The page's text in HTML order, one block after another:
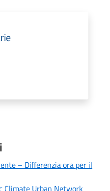
– Differenzia ora per il
Climate Urban Network